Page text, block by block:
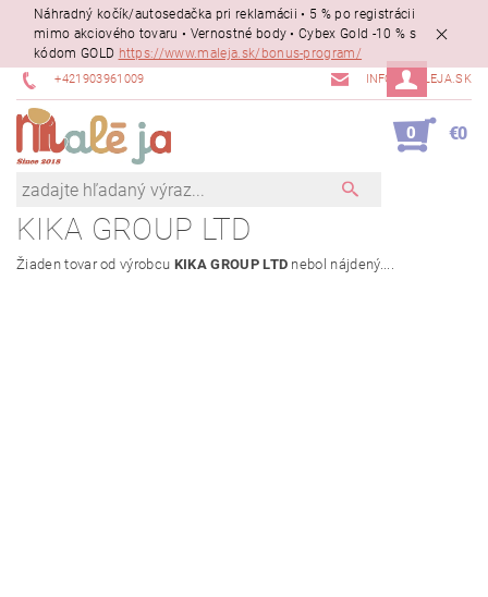
Náhradný kočík/autosedačka pri reklamácii • 5 % po registrácii
mimo akciového tovaru • Vernostné body • Cybex Gold -10 % s
kódom GOLD https://www.maleja.sk/bonus-program/
+421903961009 INFO@MALEJA.SK
0 €0
KIKA GROUP LTD
Žiaden tovar od výrobcu KIKA GROUP LTD nebol nájdený....